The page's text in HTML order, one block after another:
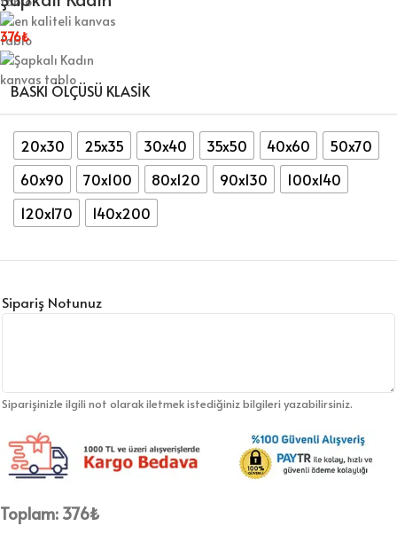
376₺
BASKI ÖLÇÜSÜ KLASIK
20x30 25x35 30x40 35x50 40x60
50x70
60x90
70x100 80x120 90x130
100x140
120x170
140x200
Sipariş Notunuz
Siparişinizle ilgili not olarak iletmek istediğiniz bilgileri yazabilirsiniz.
Toplam: 376₺